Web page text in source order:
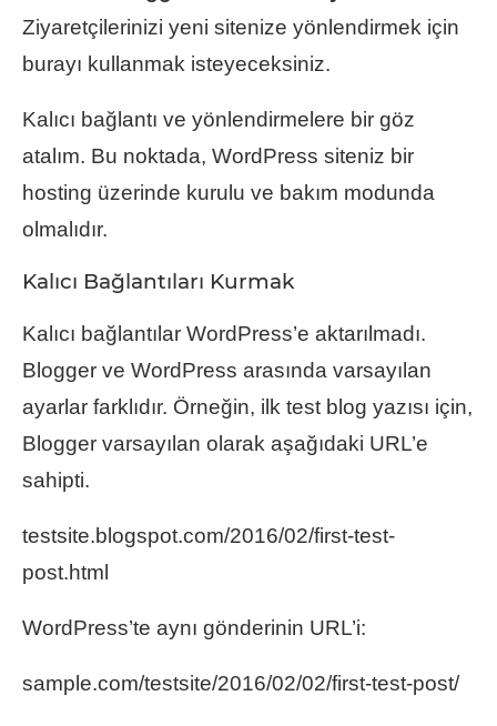
Ziyaretçilerinizi yeni sitenize yönlendirmek için
burayı kullanmak isteyeceksiniz.
Kalıcı bağlantı ve yönlendirmelere bir göz
atalım. Bu noktada, WordPress siteniz bir
hosting üzerinde kurulu ve bakım modunda
olmalıdır.
Kalıcı Bağlantıları Kurmak
Kalıcı bağlantılar WordPress’e aktarılmadı.
Blogger ve WordPress arasında varsayılan
ayarlar farklıdır. Örneğin, ilk test blog yazısı için,
Blogger varsayılan olarak aşağıdaki URL’e
sahipti.
testsite.blogspot.com/2016/02/first-test-
post.html
WordPress’te aynı gönderinin URL’i:
sample.com/testsite/2016/02/02/first-test-post/